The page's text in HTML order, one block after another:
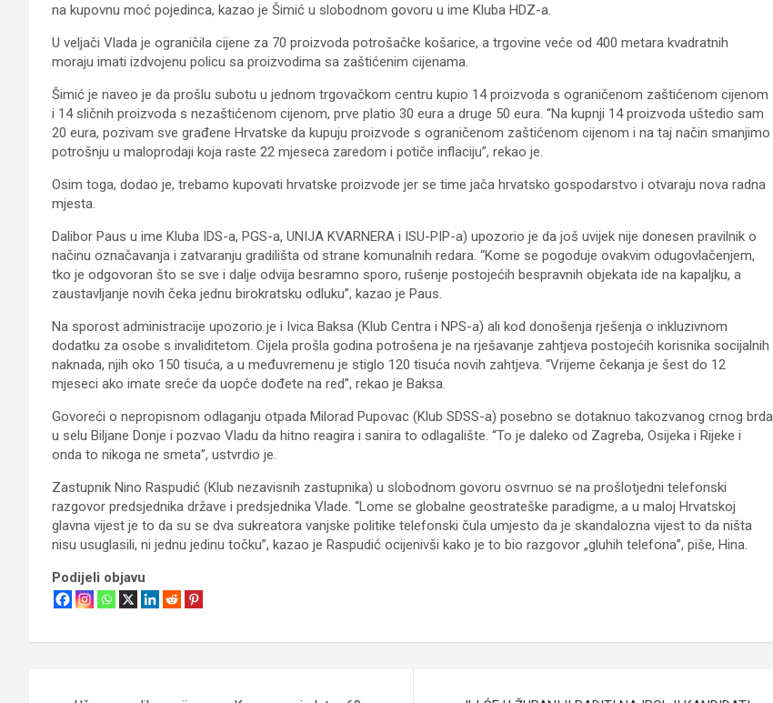
na kupovnu moć pojedinca, kazao je Šimić u slobodnom govoru u ime Kluba HDZ-a.
U veljači Vlada je ograničila cijene za 70 proizvoda potrošačke košarice, a trgovine veće od 400 metara kvadratnih
moraju imati izdvojenu policu sa proizvodima sa zaštićenim cijenama.
Šimić je naveo je da prošlu subotu u jednom trgovačkom centru kupio 14 proizvoda s ograničenom zaštićenom cijenom
i 14 sličnih proizvoda s nezaštićenom cijenom, prve platio 30 eura a druge 50 eura. “Na kupnji 14 proizvoda uštedio sam
20 eura, pozivam sve građene Hrvatske da kupuju proizvode s ograničenom zaštićenom cijenom i na taj način smanjimo
potrošnju u maloprodaji koja raste 22 mjeseca zaredom i potiče inflaciju”, rekao je.
Osim toga, dodao je, trebamo kupovati hrvatske proizvode jer se time jača hrvatsko gospodarstvo i otvaraju nova radna
mjesta.
Dalibor Paus u ime Kluba IDS-a, PGS-a, UNIJA KVARNERA i ISU-PIP-a) upozorio je da još uvijek nije donesen pravilnik o
načinu označavanja i zatvaranju gradilišta od strane komunalnih redara. “Kome se pogoduje ovakvim odugovlačenjem,
tko je odgovoran što se sve i dalje odvija besramno sporo, rušenje postojećih bespravnih objekata ide na kapaljku, a
zaustavljanje novih čeka jednu birokratsku odluku”, kazao je Paus.
Na sporost administracije upozorio je i Ivica Baksa (Klub Centra i NPS-a) ali kod donošenja rješenja o inkluzivnom
dodatku za osobe s invaliditetom. Cijela prošla godina potrošena je na rješavanje zahtjeva postojećih korisnika socijalnih
naknada, njih oko 150 tisuća, a u međuvremenu je stiglo 120 tisuća novih zahtjeva. “Vrijeme čekanja je šest do 12
mjeseci ako imate sreće da uopće dođete na red”, rekao je Baksa.
Govoreći o nepropisnom odlaganju otpada Milorad Pupovac (Klub SDSS-a) posebno se dotaknuo takozvanog crnog brda
u selu Biljane Donje i pozvao Vladu da hitno reagira i sanira to odlagalište. “To je daleko od Zagreba, Osijeka i Rijeke i
onda to nikoga ne smeta”, ustvrdio je.
Zastupnik Nino Raspudić (Klub nezavisnih zastupnika) u slobodnom govoru osvrnuo se na prošlotjedni telefonski
razgovor predsjednika države i predsjednika Vlade. “Lome se globalne geostrateške paradigme, a u maloj Hrvatskoj
glavna vijest je to da su se dva sukreatora vanjske politike telefonski čula umjesto da je skandalozna vijest to da ništa
nisu usuglasili, ni jednu jedinu točku”, kazao je Raspudić ocijenivši kako je to bio razgovor „gluhih telefona”, piše, Hina.
Podijeli objavu